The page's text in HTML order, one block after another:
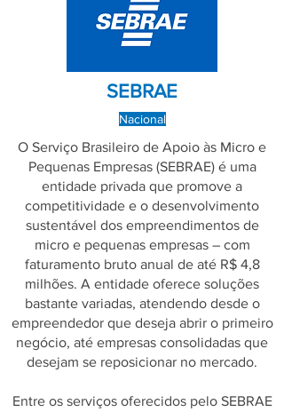
SEBRAE
Nacional
O Serviço Brasileiro de Apoio às Micro e
Pequenas Empresas (SEBRAE) é uma
entidade privada que promove a
competitividade e o desenvolvimento
sustentável dos empreendimentos de
micro e pequenas empresas – com
faturamento bruto anual de até R$ 4,8
milhões. A entidade oferece soluções
bastante variadas, atendendo desde o
empreendedor que deseja abrir o primeiro
negócio, até empresas consolidadas que
desejam se reposicionar no mercado.
Entre os serviços oferecidos pelo SEBRAE